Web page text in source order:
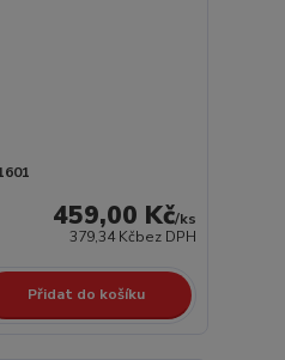
459,00 Kč/ks
379,34 Kčbez DPH
Přidat do košíku